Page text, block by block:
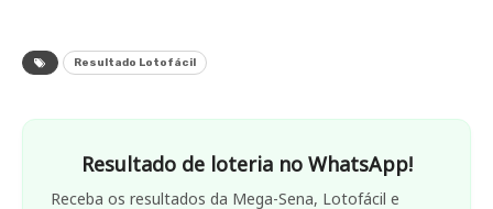
Resultado Lotofácil
Resultado de loteria no WhatsApp!
Receba os resultados da Mega-Sena, Lotofácil e